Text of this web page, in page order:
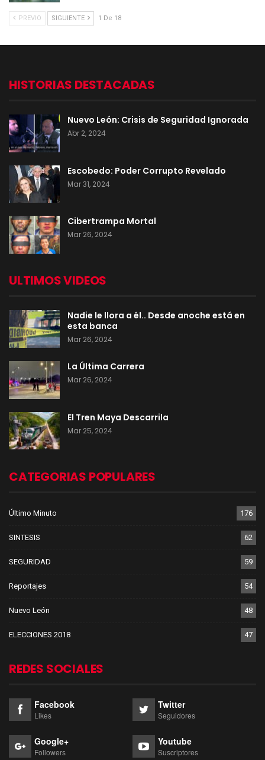
PREVIO SIGUIENTE 1 De 18
HISTORIAS DESTACADAS
Nuevo León: Crisis de Seguridad Ignorada
Abr 2, 2024
Escobedo: Poder Corrupto Revelado
Mar 31, 2024
Cibertrampa Mortal
Mar 26, 2024
ULTIMOS VIDEOS
Nadie le llora a él.. Desde anoche está en
esta banca
Mar 26, 2024
La Última Carrera
Mar 26, 2024
El Tren Maya Descarrila
Mar 25, 2024
CATEGORIAS POPULARES
Último Minuto 176
SINTESIS 62
SEGURIDAD 59
Reportajes 54
Nuevo León 48
ELECCIONES 2018 47
REDES SOCIALES
Facebook
Likes
Twitter
Seguidores
Google+
Followers
Youtube
Suscriptores